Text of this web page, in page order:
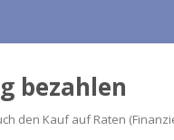
bezahlen
den Kauf auf Raten